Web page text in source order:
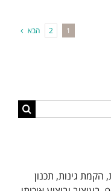
1
2 הבא
הקמת גינות, תכנון